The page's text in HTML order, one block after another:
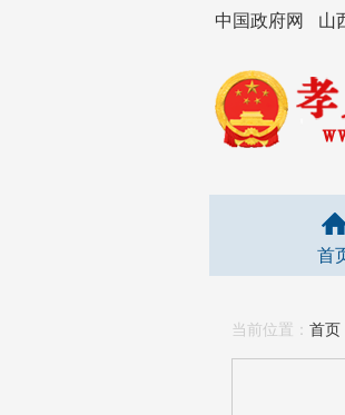
中国政府网 山
首
当前位置： 首页